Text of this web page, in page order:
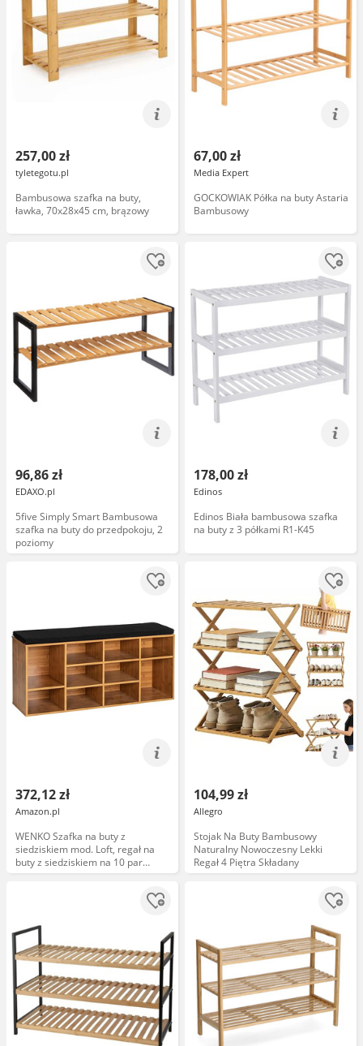
257,00 zł
tyletegotu.pl
Bambusowa szafka na buty,
ławka, 70x28x45 cm, brązowy
67,00 zł
Media Expert
GOCKOWIAK Półka na buty Astaria
Bambusowy
96,86 zł
EDAXO.pl
5five Simply Smart Bambusowa
szafka na buty do przedpokoju, 2
poziomy
178,00 zł
Edinos
Edinos Biała bambusowa szafka
na buty z 3 półkami R1-K45
372,12 zł
Amazon.pl
WENKO Szafka na buty z
siedziskiem mod. Loft, regał na
buty z siedziskiem na 10 par
butów, szafka na buty i ławka do
bambusa, 103 x 48 x 29,5 cm,
104,99 zł
Allegro
Stojak Na Buty Bambusowy
Naturalny Nowoczesny Lekki
Regał 4 Piętra Składany